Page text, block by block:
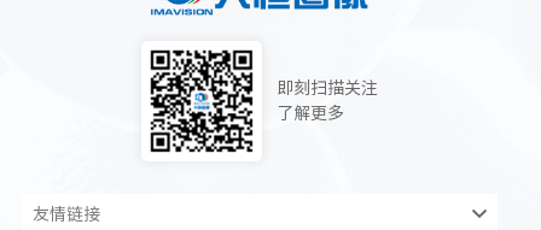
即刻扫描关注
了解更多
友情链接